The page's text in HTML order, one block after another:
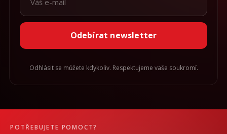
Odebírat newsletter
Odhlásit se můžete kdykoliv. Respektujeme vaše soukromí.
POTŘEBUJETE POMOCT?